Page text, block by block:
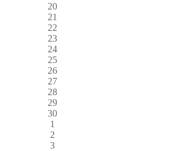
20
21
22
23
24
25
26
27
28
29
30
1
2
3